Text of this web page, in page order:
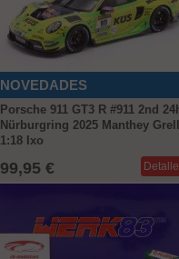
NOVEDADES
Porsche 911 GT3 R #911 2nd
Nürburgring 2025 Manthey
1:18 Ixo
99,95 €